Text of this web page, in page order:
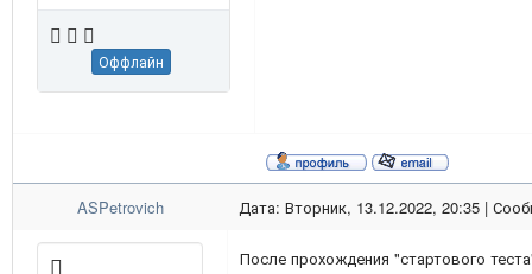
Оффлайн
ASPetrovich Дата: Вторник, 13.12.2022, 20:35 |
После прохождения "стартового